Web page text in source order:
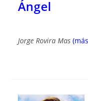
Ángel
Jorge Rovira Mas